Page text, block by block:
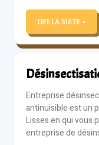
LIRE LA SUITE »
Entreprise
antinuisible est un
Lisses en qui vous
entreprise de